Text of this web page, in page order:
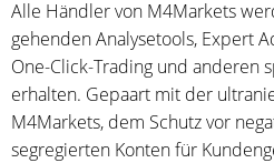
Alle Händler von M4Markets
gehenden Analysetools, Expert
One-Click-Trading und anderen
erhalten. Gepaart mit der
M4Markets, dem Schutz vor
segregierten Konten für